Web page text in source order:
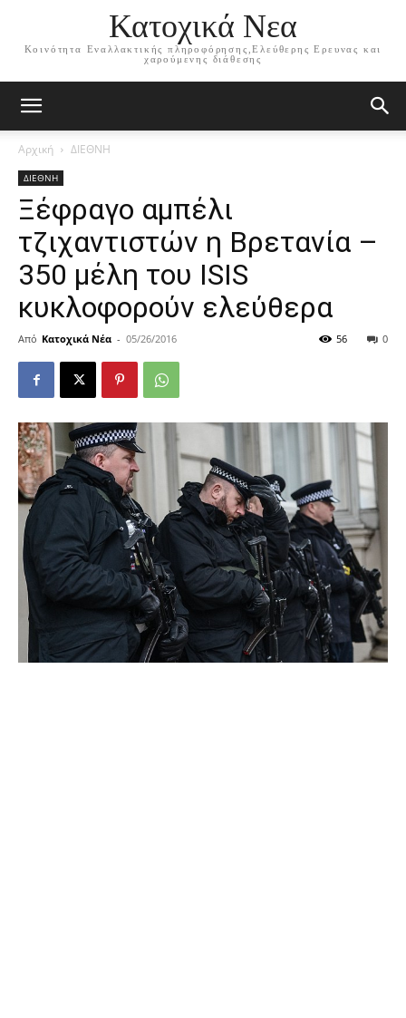
Κατοχικά Νεα
Κοινότητα Εναλλακτικής πληροφόρησης,Ελεύθερης Ερευνας και
χαρούμενης διάθεσης
Αρχική ΔΙΕΘΝΗ
ΔΙΕΘΝΗ
Ξέφραγο αμπέλι
τζιχαντιστών η Βρετανία –
350 μέλη του ISIS
κυκλοφορούν ελεύθερα
Από Κατοχικά Νέα - 05/26/2016 0
56